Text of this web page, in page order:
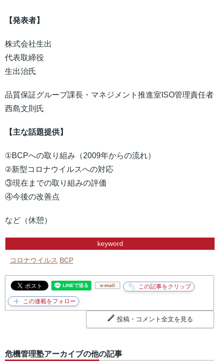
【発表者】
株式会社生出
代表取締役
生出治氏
品質保証グループ課長・マネジメント推進室ISO管理責任者
西島文則氏
【主な話題提供】
①BCPへの取り組み（2009年からの流れ）
②新型コロナウイルスへの対応
③現在までの取り組みの評価
④今後の改善点
など（休憩）
keyword
コロナウイルス BCP
e-mail
投稿・コメント全文を見る
危機管理塾アーカイブの他の記事